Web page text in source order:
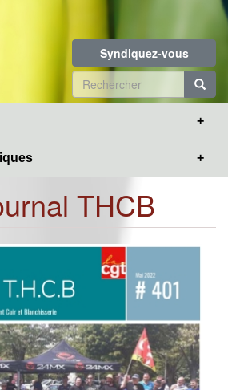
Syndiquez-vous
Formulaire
de
THCB